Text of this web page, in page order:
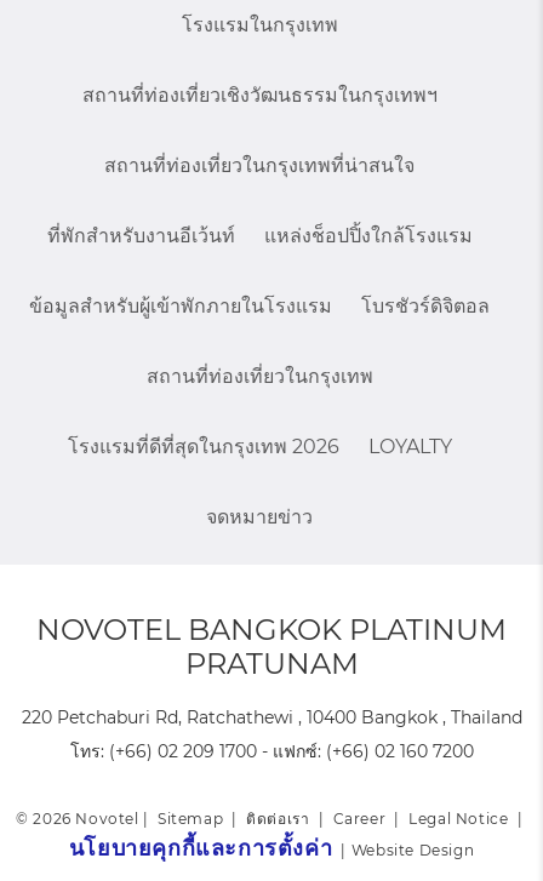
โรงแรมในกรุงเทพ
สถานที่ท่องเที่ยวเชิงวัฒนธรรมในกรุงเทพฯ
สถานที่ท่องเที่ยวในกรุงเทพที่น่าสนใจ
ที่พักสำหรับงานอีเว้นท์ แหล่งช็อปปิ้งใกล้โรงแรม
ข้อมูลสำหรับผู้เข้าพักภายในโรงแรม โบรชัวร์ดิจิตอล
สถานที่ท่องเที่ยวในกรุงเทพ
โรงแรมที่ดีที่สุดในกรุงเทพ 2026 LOYALTY
จดหมายข่าว
NOVOTEL BANGKOK PLATINUM
PRATUNAM
220 Petchaburi Rd, Ratchathewi , 10400 Bangkok , Thailand
โทร: (+66) 02 209 1700- แฟกซ์: (+66) 02 160 7200
© 2026 Novotel |Sitemap ติดต่อเรา Career Legal Notice
นโยบายคุกกี้และการตั้งค่า Website Design